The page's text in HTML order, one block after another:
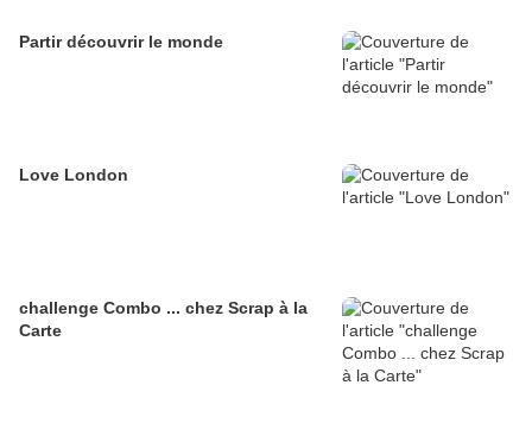
Partir découvrir le monde
Love London
challenge Combo ... chez Scrap à la
Carte